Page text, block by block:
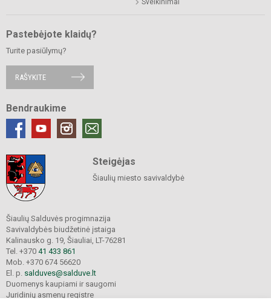
Pastebėjote klaidų?
Turite pasiūlymų?
RAŠYKITE
Bendraukime
Steigėjas
Šiaulių miesto savivaldybė
Šiaulių Salduvės progimnazija
Savivaldybės biudžetinė įstaiga
Kalinausko g. 19, Šiauliai, LT-76281
Tel. +370 41 433 861
Mob. +370 674 56620
El. p. salduves@salduve.lt
Duomenys kaupiami ir saugomi
Juridinių asmenų registre